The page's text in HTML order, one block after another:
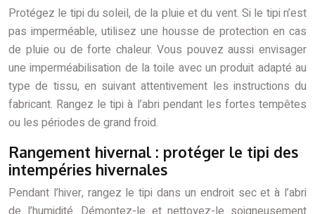
Protégez le tipi du soleil, de la pluie et du vent. Si le tipi n’est
pas imperméable, utilisez une housse de protection en cas
de pluie ou de forte chaleur. Vous pouvez aussi envisager
une imperméabilisation de la toile avec un produit adapté au
type de tissu, en suivant attentivement les instructions du
fabricant. Rangez le tipi à l’abri pendant les fortes tempêtes
ou les périodes de grand froid.
Rangement hivernal : protéger le tipi des
intempéries hivernales
Pendant l’hiver, rangez le tipi dans un endroit sec et à l’abri